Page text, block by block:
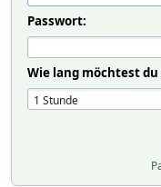
Passwort:
Wie lang möchtest